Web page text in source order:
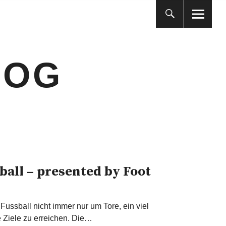
– presented by Foot
nicht immer nur um Tore, ein viel
Ziele zu erreichen. Die…